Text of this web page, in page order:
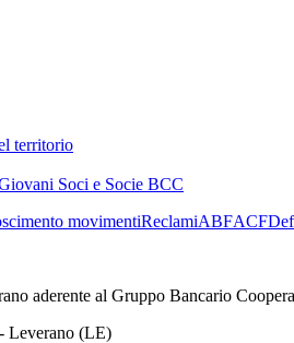
territorio
Soci e Socie BCC
movimentiReclamiABFACF
aderente al Gruppo Bancario
Leverano (LE)